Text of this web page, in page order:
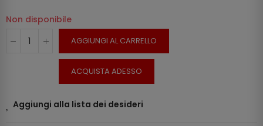
Non disponibile
AGGIUNGI AL CARRELLO
ACQUISTA ADESSO
Aggiungi alla lista dei desideri